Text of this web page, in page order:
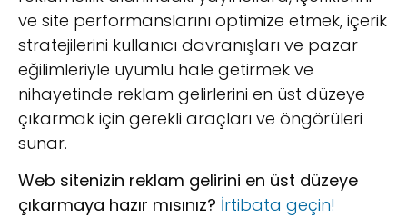
ve site performanslarını optimize etmek, içerik
stratejilerini kullanıcı davranışları ve pazar
eğilimleriyle uyumlu hale getirmek ve
nihayetinde reklam gelirlerini en üst düzeye
çıkarmak için gerekli araçları ve öngörüleri
sunar.
Web sitenizin reklam gelirini en üst düzeye
çıkarmaya hazır mısınız? İrtibata geçin!